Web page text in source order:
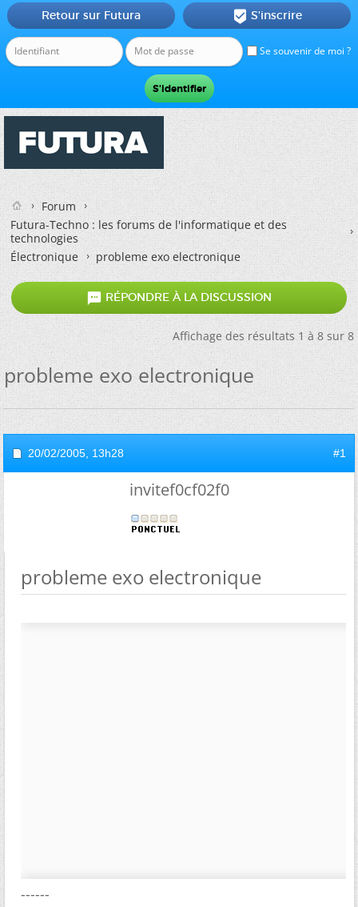
Se souvenir de moi ?
Retour sur Futura  S'inscrire
Forum
Futura-Techno : les forums de l'informatique et des
technologies
Électronique
probleme exo electronique
 RÉPONDRE À LA DISCUSSION
Affichage des résultats 1 à 8 sur 8
probleme exo electronique
20/02/2005, 13h28 #1
invitef0cf02f0
probleme exo electronique
------